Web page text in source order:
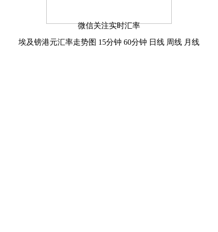
微信关注实时汇率
埃及镑港元汇率走势图 15分钟 60分钟 日线 周线 月线